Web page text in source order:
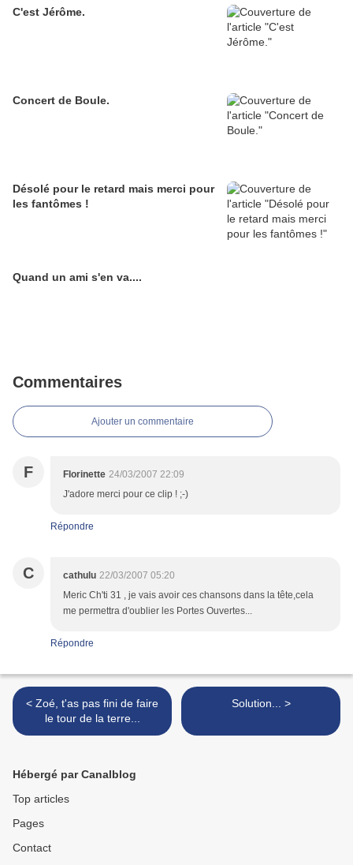
C'est Jérôme.
Concert de Boule.
Désolé pour le retard mais merci pour
les fantômes !
Quand un ami s'en va....
Commentaires
Ajouter un commentaire
F Florinette 24/03/2007 22:09
J'adore merci pour ce clip ! ;-)
Répondre
C cathulu 22/03/2007 05:20
Meric Ch'ti 31 , je vais avoir ces chansons dans la tête,cela
me permettra d'oublier les Portes Ouvertes...
Répondre
< Zoé, t'as pas fini de faire
le tour de la terre...
Solution... >
Hébergé par Canalblog
Top articles
Pages
Contact